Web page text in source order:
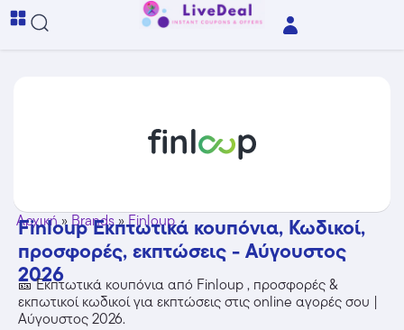
Αρχική»Brands»Finloup
Finloup Εκπτωτικά κουπόνια, Κωδικοί,
προσφορές, εκπτώσεις - Αύγουστος
2026
🎫 Εκπτωτικά κουπόνια από Finloup , προσφορές &
εκπωτικοί κωδικοί για εκπτώσεις στις online αγορές σου |
Αύγουστος 2026.